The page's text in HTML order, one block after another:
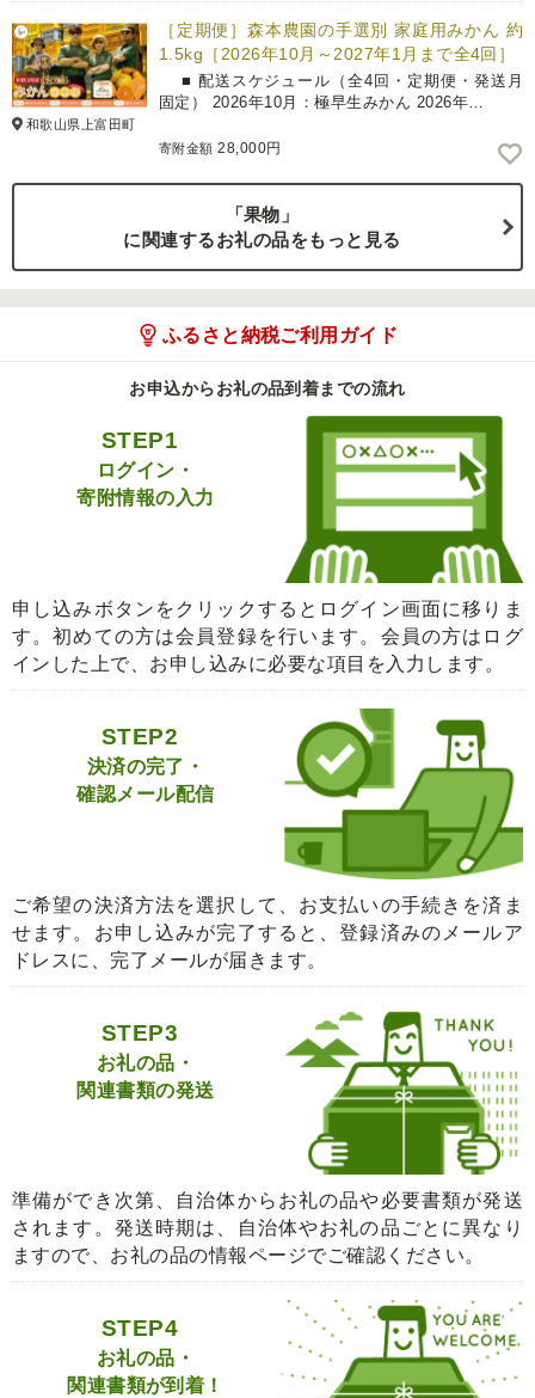
和歌山県上富田町
［定期便］森本農園の手選別 家庭用みかん 約
1.5kg［2026年10月～2027年1月まで全4回］
■ 配送スケジュール（全4回・定期便・発送月
固定） 2026年10月：極早生みかん 2026年…
寄附金額 28,000円
「果物」
に関連するお礼の品をもっと見る
ふるさと納税ご利用ガイド
お申込からお礼の品到着までの流れ
STEP1
ログイン・
寄附情報の入力
申し込みボタンをクリックするとログイン画面に移りま
す。初めての方は会員登録を行います。会員の方はログ
インした上で、お申し込みに必要な項目を入力します。
STEP2
決済の完了・
確認メール配信
ご希望の決済方法を選択して、お支払いの手続きを済ま
せます。お申し込みが完了すると、登録済みのメールア
ドレスに、完了メールが届きます。
STEP3
お礼の品・
関連書類の発送
準備ができ次第、自治体からお礼の品や必要書類が発送
されます。発送時期は、自治体やお礼の品ごとに異なり
ますので、お礼の品の情報ページでご確認ください。
STEP4
お礼の品・
関連書類が到着！